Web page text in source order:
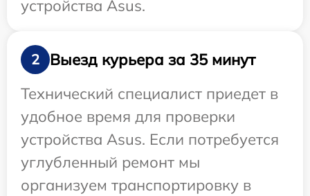
устройства Asus.
2
Выезд курьера за 35 минут
Технический специалист приедет в
удобное время для проверки
устройства Asus. Если потребуется
углубленный ремонт мы
организуем транспортировку в